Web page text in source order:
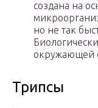
создана на
но не так
окружающей
Трипсы